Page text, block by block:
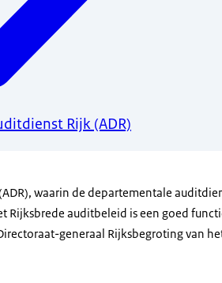
Rijk (ADR)
waarin de departementale
Rijksbrede auditbeleid is een goed
generaal Rijksbegroting van